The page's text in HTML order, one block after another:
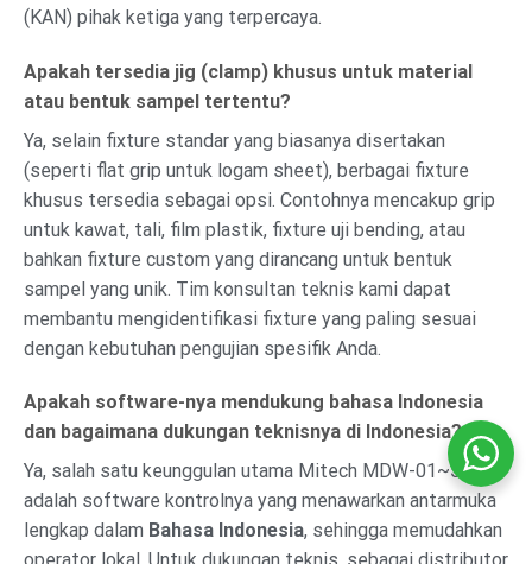
(KAN) pihak ketiga yang terpercaya.
Apakah tersedia jig (clamp) khusus untuk material
atau bentuk sampel tertentu?
Ya, selain fixture standar yang biasanya disertakan
(seperti flat grip untuk logam sheet), berbagai fixture
khusus tersedia sebagai opsi. Contohnya mencakup grip
untuk kawat, tali, film plastik, fixture uji bending, atau
bahkan fixture custom yang dirancang untuk bentuk
sampel yang unik. Tim konsultan teknis kami dapat
membantu mengidentifikasi fixture yang paling sesuai
dengan kebutuhan pengujian spesifik Anda.
Apakah software-nya mendukung bahasa Indonesia
dan bagaimana dukungan teknisnya di Indonesia?
Ya, salah satu keunggulan utama Mitech MDW-01~5
adalah software kontrolnya yang menawarkan antarmuka
lengkap dalam Bahasa Indonesia, sehingga memudahkan